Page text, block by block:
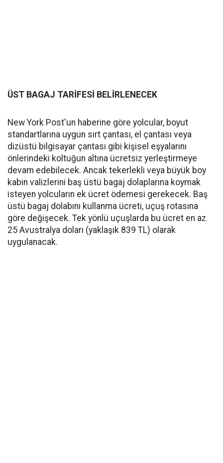
ÜST BAGAJ TARİFESİ BELİRLENECEK
New York Post'un haberine göre yolcular, boyut
standartlarına uygun sırt çantası, el çantası veya
dizüstü bilgisayar çantası gibi kişisel eşyalarını
önlerindeki koltuğun altına ücretsiz yerleştirmeye
devam edebilecek. Ancak tekerlekli veya büyük boy
kabin valizlerini baş üstü bagaj dolaplarına koymak
isteyen yolcuların ek ücret ödemesi gerekecek. Baş
üstü bagaj dolabını kullanma ücreti, uçuş rotasına
göre değişecek. Tek yönlü uçuşlarda bu ücret en az
25 Avustralya doları (yaklaşık 839 TL) olarak
uygulanacak.